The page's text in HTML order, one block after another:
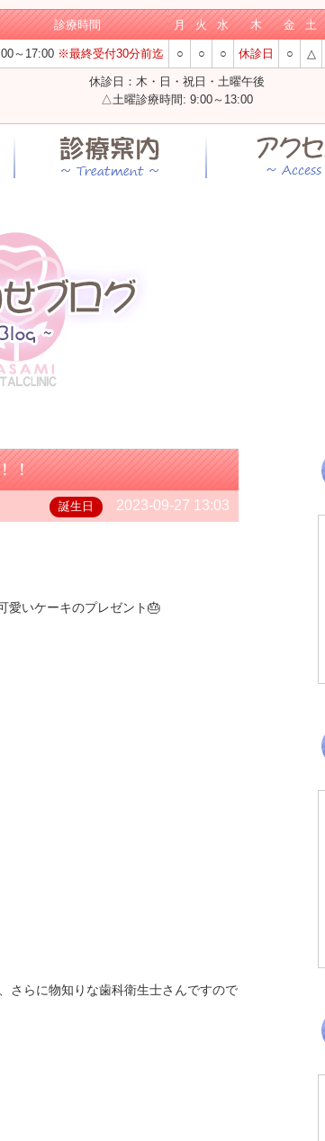
診療時間 月 火 水 木 金 土
～17:00 ※最終受付30分前迄 ○ ○ ○ 休診日 ○ △
休診日：木・日・祝日・土曜午後
△土曜診療時間: 9:00～13:00
！
誕生日 2023-09-27 13:03
愛いケーキのプレゼント🎂
さらに物知りな歯科衛生士さんですので